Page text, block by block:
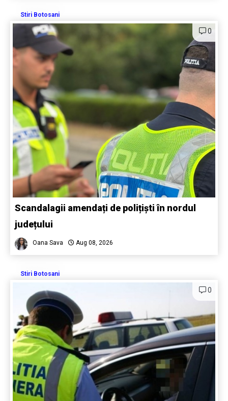
Stiri Botosani
0
Scandalagii amendați de polițiști în nordul
județului
Oana Sava Aug 08, 2026
Stiri Botosani
0